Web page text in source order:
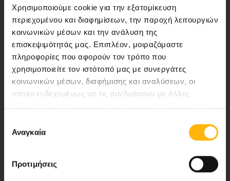
Χρησιμοποιούμε cookie για την εξατομίκευση
περιεχομένου και διαφημίσεων, την παροχή λειτουργιών
κοινωνικών μέσων και την ανάλυση της
επισκεψιμότητάς μας. Επιπλέον, μοιραζόμαστε
πληροφορίες που αφορούν τον τρόπο που
χρησιμοποιείτε τον ιστότοπό μας με συνεργάτες
κοινωνικών μέσων, διαφήμισης και αναλύσεων, οι
οποίοι ενδεχομένως να τις συνδυάσουν με άλλες
των υπηρεσιών τους.
συγκατάθεσης
Αναγκαία
Προτιμήσεις
Περιοχή Ιατρών
Εκδηλώσεις